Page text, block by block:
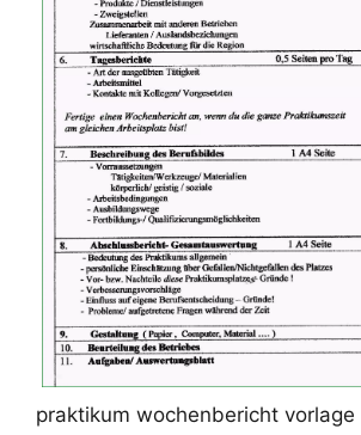
praktikum wochenbericht vorlage